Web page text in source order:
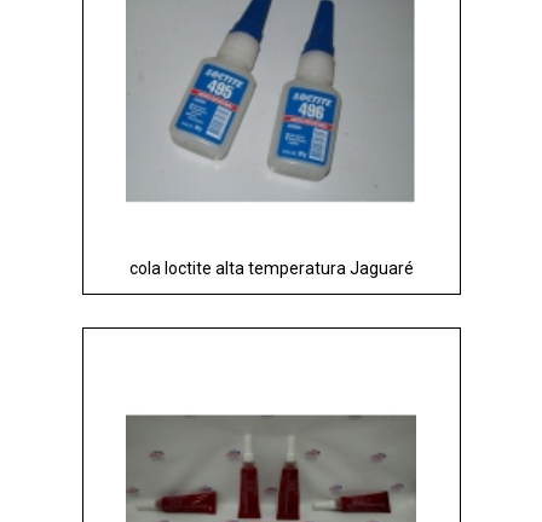
cola loctite alta temperatura Jaguaré